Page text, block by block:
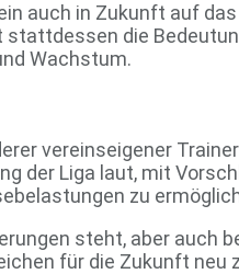
auch in Zukunft auf
die
Wachstum.
vereinseigener
der Liga laut, mit
zu
steht, aber auch
für die Zukunft neu